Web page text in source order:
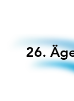
26.